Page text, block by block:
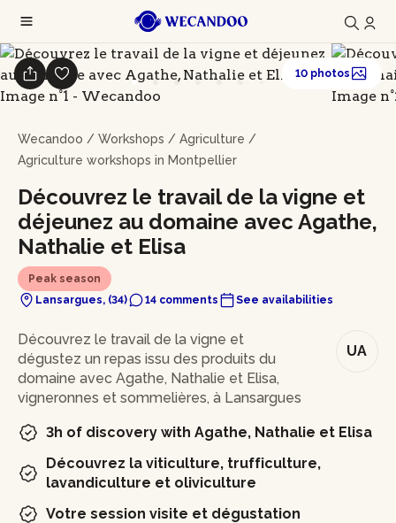
Wecandoo / Workshops / Agriculture /
Agriculture workshops in Montpellier
Découvrez le travail de la vigne et
déjeunez au domaine avec Agathe,
Nathalie et Elisa
Peak season
Lansargues, (34)
14 comments See availabilities
10 photos
In brief
UA
Découvrez le travail de la vigne et
dégustez un repas issu des produits du
domaine avec Agathe, Nathalie et Elisa,
vigneronnes et sommelières, à Lansargues
3h of discovery with Agathe, Nathalie et Elisa
Découvrez la viticulture, trufficulture,
lavandiculture et oliviculture
Votre session visite et dégustation